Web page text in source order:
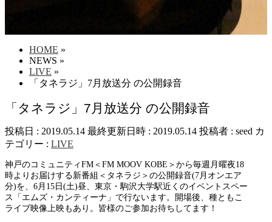
HOME »
NEWS »
LIVE »
「タネラジ」7月放送分 の公開録音
「タネラジ」7月放送分 の公開録音
投稿日 : 2019.05.14 最終更新日時 : 2019.05.14 投稿者 : seed カ
テゴリー : LIVE
神戸のコミュニティFM＜FM MOOV KOBE＞から毎週月曜夜18
時よりお届けする新番組＜タネラジ＞の公開録音(7月オンエア
分)を、6月15日(土)昼、東京・駒沢大学駅近くのイベントスペー
ス「エムズ・カンティーナ」で行ないます。開場後、種ともこ
ライブ映像上映もあり。皆様のご参加お待ちしてます！